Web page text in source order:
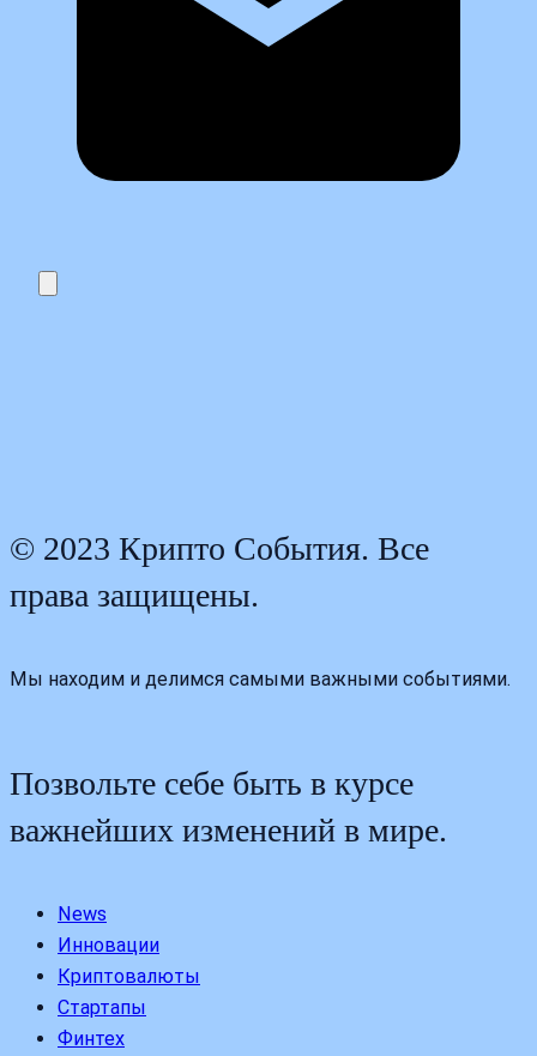
© 2023 Крипто События. Все
права защищены.
Мы находим и делимся самыми важными событиями.
Позвольте себе быть в курсе
важнейших изменений в мире.
News
Инновации
Криптовалюты
Стартапы
Финтех